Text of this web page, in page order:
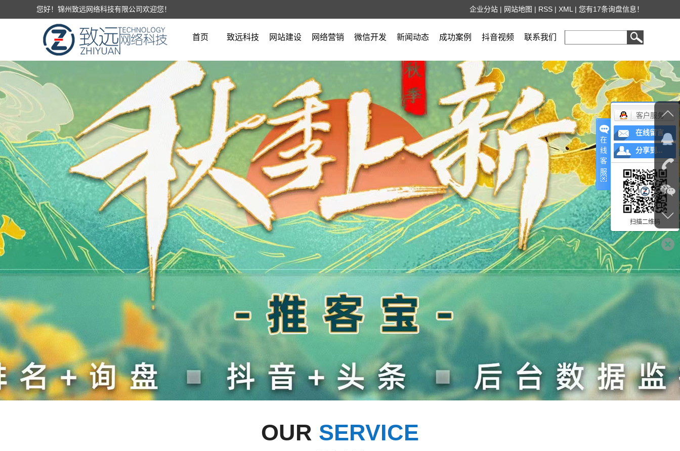
您好！锦州致远网络科技有限公司欢迎您！ 企业分站 | 网站地图 | RSS | XML | 您有17条询盘信息！
首页 致远科技
公司简介
营业执照
网站建设 网络营销 微信开发 新闻动态
公司新闻
成功案例 抖音视频 联系我们
OUR SERVICE
在
线
客
服
客户服务
在线留言
分享到...
扫描二维码